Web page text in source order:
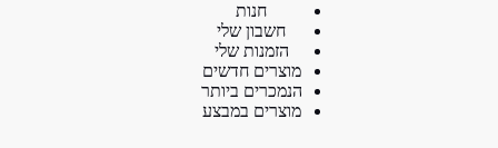
חנות
חשבון שלי
הזמנות שלי
מוצרים חדשים
הנמכרים ביותר
מוצרים במבצע